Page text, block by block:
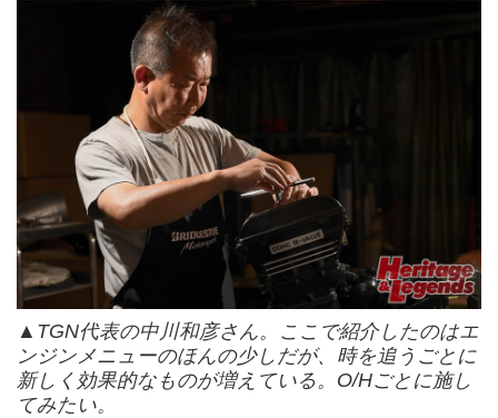
▲TGN代表の中川和彦さん。ここで紹介したのはエ
ンジンメニューのほんの少しだが、時を追うごとに
新しく効果的なものが増えている。O/Hごとに施し
てみたい。